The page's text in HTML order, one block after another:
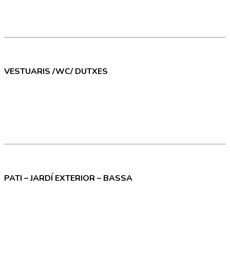
VESTUARIS /WC/ DUTXES
PATI – JARDÍ EXTERIOR – BASSA